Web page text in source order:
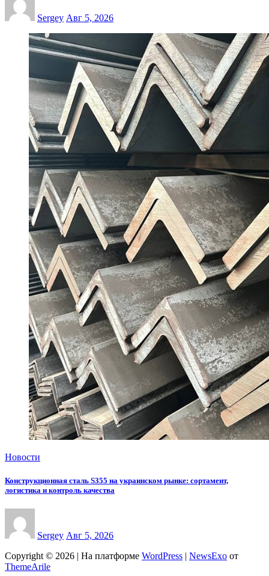
Sergey Авг 5, 2026
Новости
Конструкционная сталь S355 на украинском рынке: сортамент,
логистика и контроль качества
Sergey Авг 5, 2026
Copyright © 2026 | На платформе WordPress NewsExo от
ThemeArile